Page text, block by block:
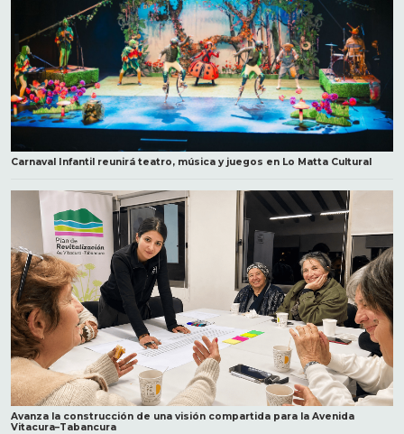
Carnaval Infantil reunirá teatro, música y juegos en Lo Matta Cultural
Avanza la construcción de una visión compartida para la Avenida
Vitacura–Tabancura